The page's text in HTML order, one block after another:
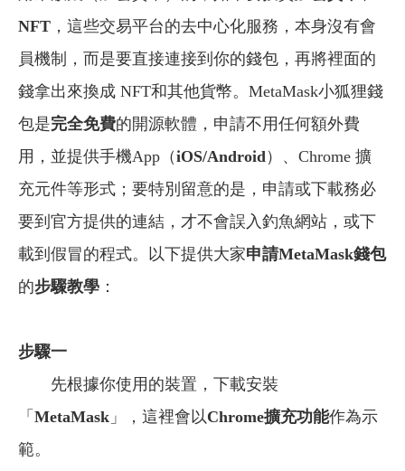
NFT ，這些交易平台的去中心化服務，本身沒有會
員機制，而是要直接連接到你的錢包，再將裡面的
錢拿出來換成 NFT和其他貨幣。MetaMask小狐狸錢
包是完全免費的開源軟體，申請不用任何額外費
用，並提供手機App（iOS/Android ）、Chrome 擴
充元件等形式；要特別留意的是，申請或下載務必
要到官方提供的連結，才不會誤入釣魚網站，或下
載到假冒的程式。以下提供大家申請MetaMask錢包
的步驟教學 ：
步驟一
先根據你使用的裝置，下載安裝
「 MetaMask 」，這裡會以Chrome擴充功能作為示
範。